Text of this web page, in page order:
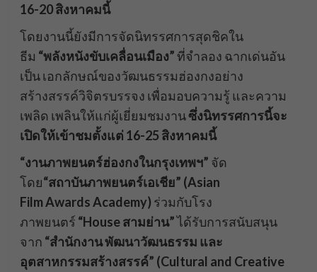
16-20 สิงหาคมนี้
โดยงานนี้ยังมีการจัดนิทรรศการสุดชิคใน
ธีม “พลังหนังขับเคลื่อนเมือง”ที่จำลอง ฉากเด่นอัน
เป็น เอกลักษณ์ของวัฒนธรรมฮ่องกงอย่าง
สร้างสรรค์วิจิตรบรรจง เพื่อมอบความรู้ และความ
เพลิด เพลินให้แก่ผู้เยี่ยมชมงานซึ่งนิทรรศการนี้จะ
เปิดให้เข้าชมตั้งแต่ 16-25 สิงหาคมนี้
“งานภาพยนตร์ฮ่องกงในกรุงเทพฯ” จัด
โดย“สถาบันภาพยนตร์เอเชีย” (Asian
FilmAwards Academy) ร่วมกับโรง
ภาพยนตร์ “Houseสามย่าน”ได้รับการสนับสนุน
จาก “สำนักงานพัฒนาวัฒนธรรม และ
อุตสาหกรรมสร้างสรรค์” (Cultural and Creative